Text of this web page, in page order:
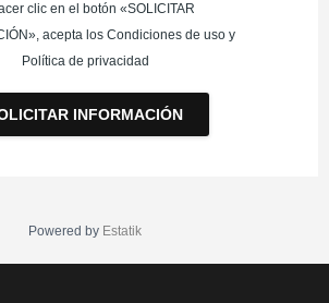
clic en el botón «SOLICITAR
acepta los Condiciones de uso y
Política de privacidad
INFORMACIÓN
Powered by Estatik